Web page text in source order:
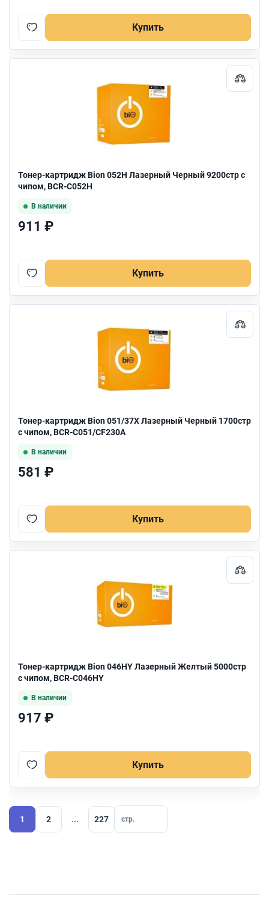
Купить
Тонер-картридж Bion 052H Лазерный Черный 9200стр с
чипом, BCR-C052H
В наличии
911 ₽
Купить
Тонер-картридж Bion 051/37X Лазерный Черный 1700стр
с чипом, BCR-C051/CF230A
В наличии
581 ₽
Купить
Тонер-картридж Bion 046HY Лазерный Желтый 5000стр
с чипом, BCR-C046HY
В наличии
917 ₽
Купить
1 2 ... 227